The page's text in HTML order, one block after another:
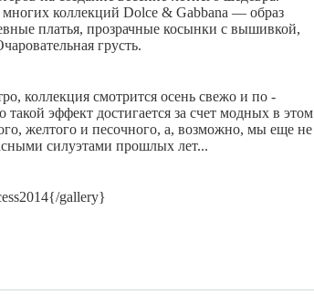
коллекций Dolce & Gabbana — образ
платья, прозрачные косынки с вышивкой,
грусть.
коллекция смотрится осень свежо и по -
эффект достигается за счет модных в этом
желтого и песочного, а, возможно, мы еще не
силуэтами прошлых лет...
gallery}